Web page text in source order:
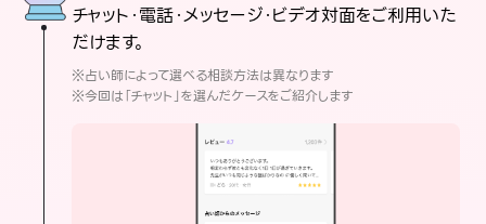
チャット・電話・メッセージ・ビデオ対面をご利用いた
だけます。
※占い師によって選べる相談方法は異なります
※今回は「チャット」を選んだケースをご紹介します